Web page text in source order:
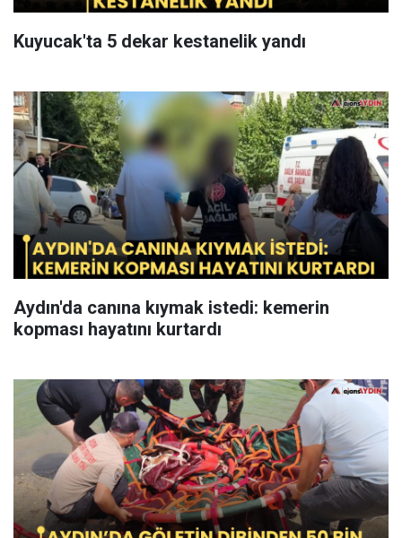
Kuyucak'ta 5 dekar kestanelik yandı
Aydın'da canına kıymak istedi: kemerin
kopması hayatını kurtardı